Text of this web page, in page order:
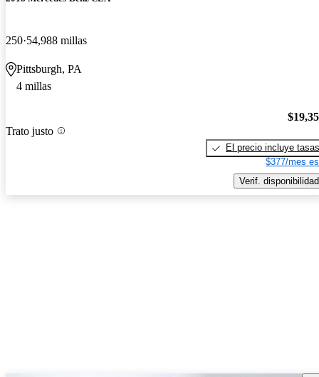
250 54,988 millas
Pittsburgh, PA
4 millas
Trato justo
El precio incluye tasas
$377/mes
Verif. disponibilidad